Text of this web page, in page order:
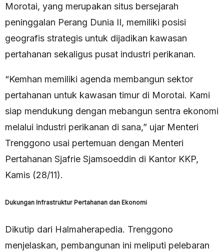
Morotai, yang merupakan situs bersejarah
peninggalan Perang Dunia II, memiliki posisi
geografis strategis untuk dijadikan kawasan
pertahanan sekaligus pusat industri perikanan.
“Kemhan memiliki agenda membangun sektor
pertahanan untuk kawasan timur di Morotai. Kami
siap mendukung dengan mebangun sentra ekonomi
melalui industri perikanan di sana,” ujar Menteri
Trenggono usai pertemuan dengan Menteri
Pertahanan Sjafrie Sjamsoeddin di Kantor KKP,
Kamis (28/11).
Dukungan Infrastruktur Pertahanan dan Ekonomi
Dikutip dari Halmaherapedia. Trenggono
menjelaskan, pembangunan ini meliputi pelebaran